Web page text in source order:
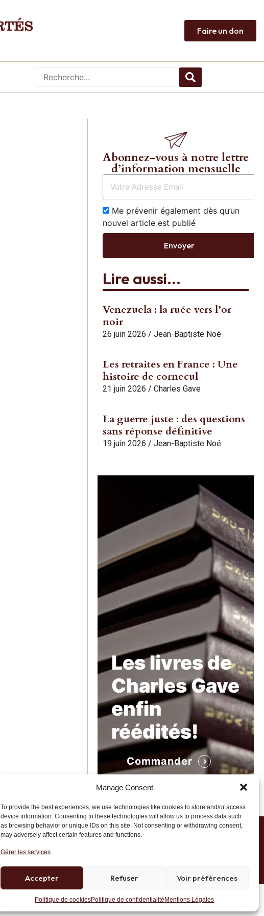
Manage Consent
To provide the best experiences, we use technologies like cookies to store and/or access
device information. Consenting to these technologies will allow us to process data such
as browsing behavior or unique IDs on this site. Not consenting or withdrawing consent,
may adversely affect certain features and functions.
Gérer les services
Accepter Refuser Voir préférences
Politique de cookiesPolitique de confidentialité Mentions Légales
Faire un don
Abonnez-vous à notre lettre
d’information mensuelle
Me prévenir également dès qu’un
nouvel article est publié
Envoyer
Lire aussi...
Venezuela : la ruée vers l’or
noir
26 juin 2026 / Jean-Baptiste Noé
Les retraites en France : Une
histoire de cornecul
21 juin 2026 / Charles Gave
La guerre juste : des questions
sans réponse définitive
19 juin 2026 / Jean-Baptiste Noé
Les livres de
Charles Gave
enfin
réédités!
Commander
+33 (0)1 71 20 45 39
Site développé par AK Web Solutions